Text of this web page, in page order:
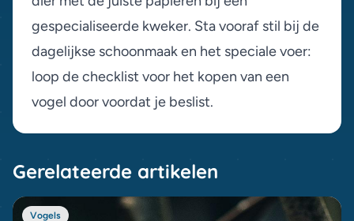
gespecialiseerde kweker. Sta vooraf stil bij de
dagelijkse schoonmaak en het speciale voer:
loop dechecklist voor het kopen van een
vogel door voordat je beslist.
Gerelateerde artikelen
Vogels